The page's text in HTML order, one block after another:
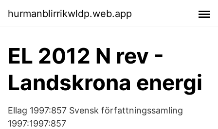
hurmanblirrikwldp.web.app
EL 2012 N rev -
Landskrona energi
Ellag 1997:857 Svensk författningssamling
1997:1997:857